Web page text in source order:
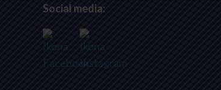
Social media: